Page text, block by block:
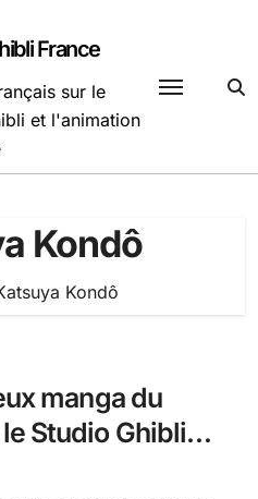
France
sur le
et l'animation
Kondô
Kondô
manga du
Studio Ghibli